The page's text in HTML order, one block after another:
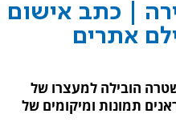
| כתב אישום
אתרים
הובילה למעצרו של
תמונות ומיקומים של